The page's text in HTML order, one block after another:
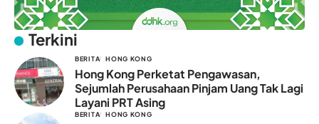
Terkini
BERITA HONG KONG
Hong Kong Perketat Pengawasan,
Sejumlah Perusahaan Pinjam Uang Tak Lagi
Layani PRT Asing
BERITA HONG KONG